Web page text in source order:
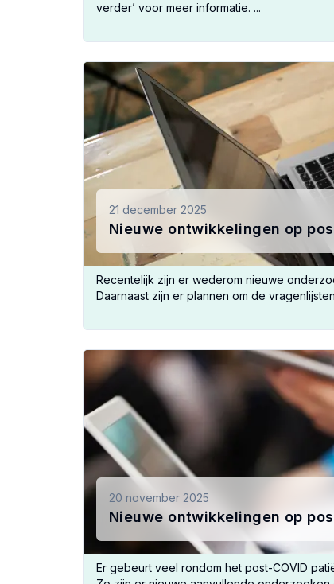
verder’ voor meer informatie. ...
21 december 2025
Nieuwe ontwikkelingen op
Recentelijk zijn er wederom nieuwe
Daarnaast zijn er plannen om de
20 november 2025
Nieuwe ontwikkelingen op
Er gebeurt veel rondom het post-COVID